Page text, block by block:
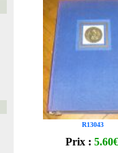
R13043
Prix : 5.60€